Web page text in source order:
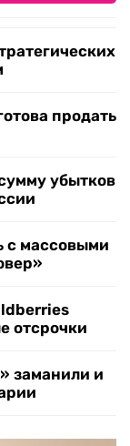
продать
убытков
с массовыми
отсрочки
заманили и